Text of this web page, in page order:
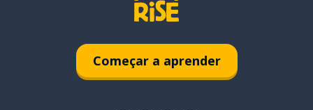
Começar a aprender